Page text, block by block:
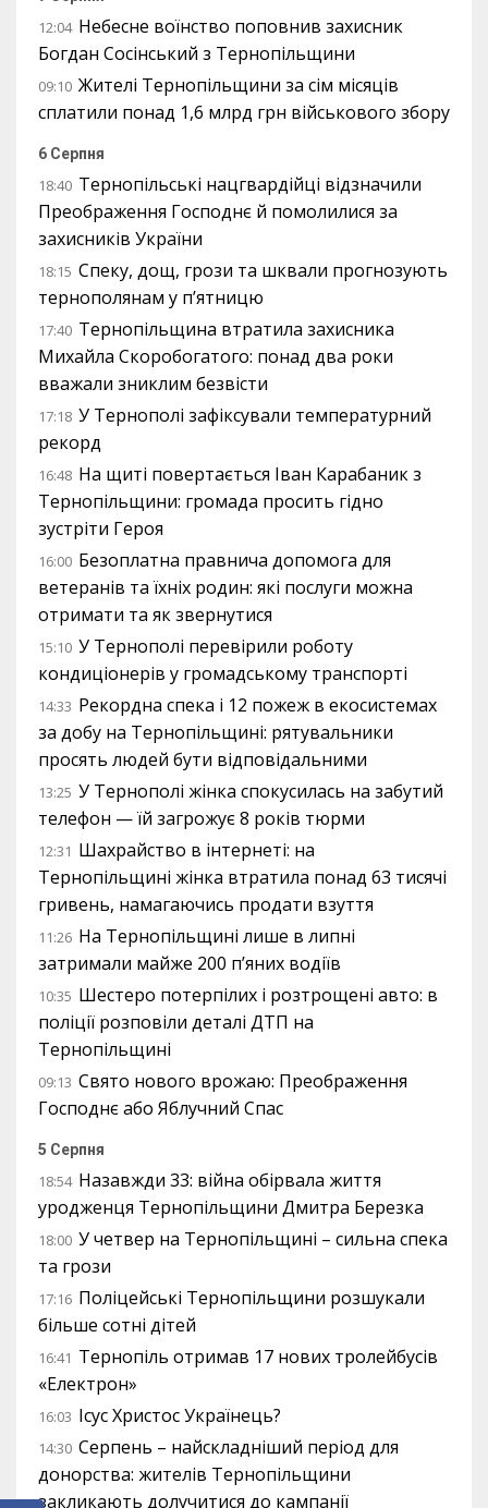
12:04 Небесне воїнство поповнив захисник
Богдан Сосінський з Тернопільщини
09:10 Жителі Тернопільщини за сім місяців
сплатили понад 1,6 млрд грн військового збору
6 Серпня
18:40 Тернопільські нацгвардійці відзначили
Преображення Господнє й помолилися за
захисників України
18:15 Спеку, дощ, грози та шквали прогнозують
тернополянам у п’ятницю
17:40 Тернопільщина втратила захисника
Михайла Скоробогатого: понад два роки
вважали зниклим безвісти
17:18 У Тернополі зафіксували температурний
рекорд
16:48 На щиті повертається Іван Карабаник з
Тернопільщини: громада просить гідно
зустріти Героя
16:00 Безоплатна правнича допомога для
ветеранів та їхніх родин: які послуги можна
отримати та як звернутися
15:10 У Тернополі перевірили роботу
кондиціонерів у громадському транспорті
14:33 Рекордна спека і 12 пожеж в екосистемах
за добу на Тернопільщині: рятувальники
просять людей бути відповідальними
13:25 У Тернополі жінка спокусилась на забутий
телефон — їй загрожує 8 років тюрми
12:31 Шахрайство в інтернеті: на
Тернопільщині жінка втратила понад 63 тисячі
гривень, намагаючись продати взуття
11:26 На Тернопільщині лише в липні
затримали майже 200 п’яних водіїв
10:35 Шестеро потерпілих і розтрощені авто: в
поліції розповіли деталі ДТП на
Тернопільщині
09:13 Свято нового врожаю: Преображення
Господнє або Яблучний Спас
5 Серпня
18:54 Назавжди 33: війна обірвала життя
уродженця Тернопільщини Дмитра Березка
18:00 У четвер на Тернопільщині – сильна спека
та грози
17:16 Поліцейські Тернопільщини розшукали
більше сотні дітей
16:41 Тернопіль отримав 17 нових тролейбусів
«Електрон»
16:03 Ісус Христос Українець?
14:30 Серпень – найскладніший період для
донорства: жителів Тернопільщини
закликають долучитися до кампанії